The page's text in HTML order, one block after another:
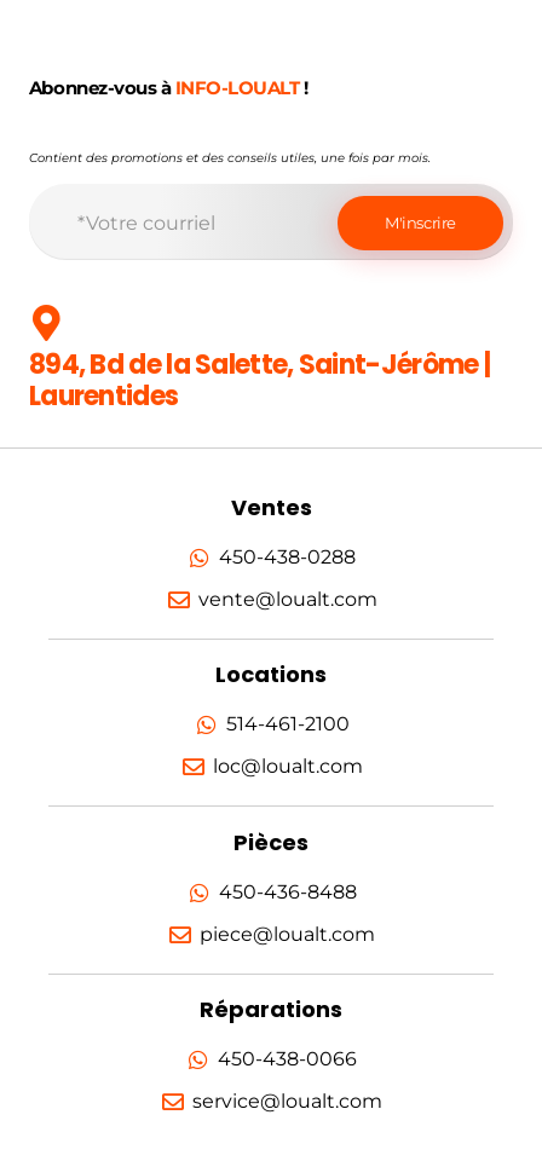
Abonnez-vous à INFO-LOUALT!
Contient des promotions et des conseils utiles, une fois par mois.
894, Bd de la Salette, Saint-Jérôme |
Laurentides
Ventes
450-438-0288
vente@loualt.com
Locations
514-461-2100
loc@loualt.com
Pièces
450-436-8488
piece@loualt.com
Réparations
450-438-0066
service@loualt.com